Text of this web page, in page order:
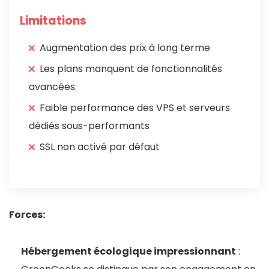
Limitations
Augmentation des prix à long terme
Les plans manquent de fonctionnalités
avancées.
Faible performance des VPS et serveurs
dédiés sous-performants
SSL non activé par défaut
Forces:
Hébergement écologique impressionnant :